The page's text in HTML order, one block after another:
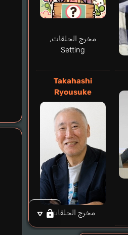
مخرج الحلقات,
Setting
Takahashi
Ryousuke
مخرج الحلقات